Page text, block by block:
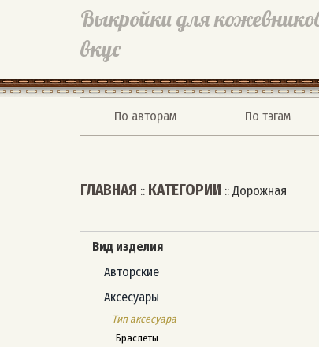
Выкройки для
вкус
По авторам По тэгам
ГЛАВНАЯ :: КАТЕГОРИИ :: Дорожная
Вид изделия
Авторские
Аксесуары
Тип аксесуара
Браслеты